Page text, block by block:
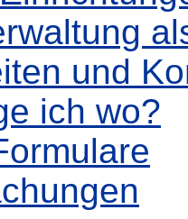
und
ich wo?